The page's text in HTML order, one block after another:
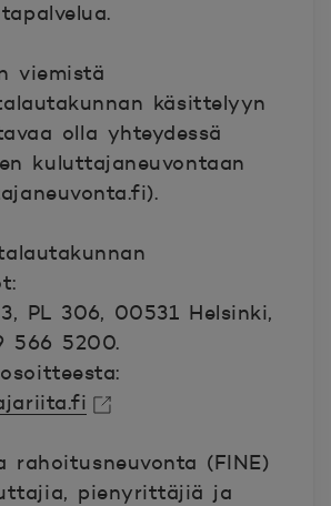
viemistä
käsittelyyn
olla yhteydessä
kuluttajaneuvontaan
PL 306, 00531 Helsinki,
566 5200.
rahoitusneuvonta (FINE)
pienyrittäjiä ja